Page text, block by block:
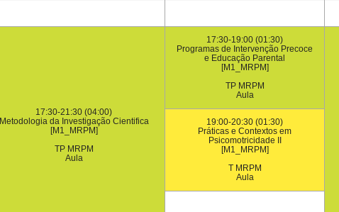
17:30-21:30 (04:00)
Metodologia da Investigação Cientifica
[M1_MRPM]
TP MRPM
Aula
17:30-19:00 (01:30)
Programas de Intervenção Precoce
e Educação Parental
[M1_MRPM]
TP MRPM
Aula
19:00-20:30 (01:30)
Práticas e Contextos em
Psicomotricidade II
[M1_MRPM]
T MRPM
Aula